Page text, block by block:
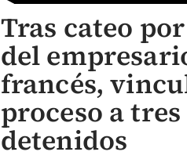
Tras cateo
del
francés,
proceso a tres
detenidos